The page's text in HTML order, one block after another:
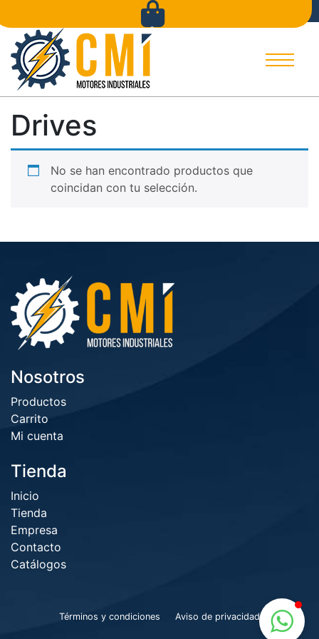
Contacto
0
Drives
No se han encontrado productos que
coincidan con tu selección.
Nosotros
Productos
Carrito
Mi cuenta
Tienda
Inicio
Tienda
Empresa
Contacto
Catálogos
Términos y condiciones Aviso de privacidad